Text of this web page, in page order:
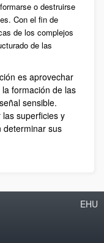
o destruirse
Con el fin de
de los complejos
de las
es aprovechar
formación de las
sensible.
superficies y
determinar sus
EHU